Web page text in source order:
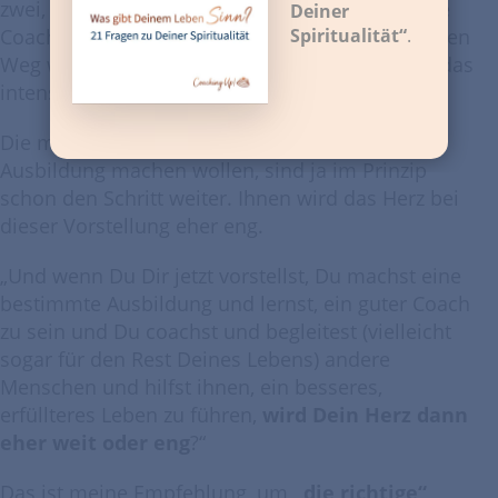
zwei, drei Jahre und nichts verändere, also keine
Coaching Ausbildung mache, sondern einfach den
intensiv vorstelle, eher weit oder eng?“
Die meisten Menschen, die eine Coaching
Ausbildung machen wollen, sind ja im Prinzip
Deiner
Spiritualität“.